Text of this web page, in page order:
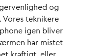
og
Vores teknikere
igen bliver
har mistet